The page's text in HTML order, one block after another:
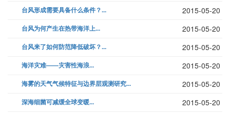
台风形成需要具备什么条件？... 2015-05-20
台风为何产生在热带海洋上... 2015-05-20
台风来了如何防范降低破坏？... 2015-05-20
海洋灾难——灾害性海浪... 2015-05-20
海雾的天气气候特征与边界层观测研究... 2015-05-20
深海细菌可减缓全球变暖... 2015-05-20